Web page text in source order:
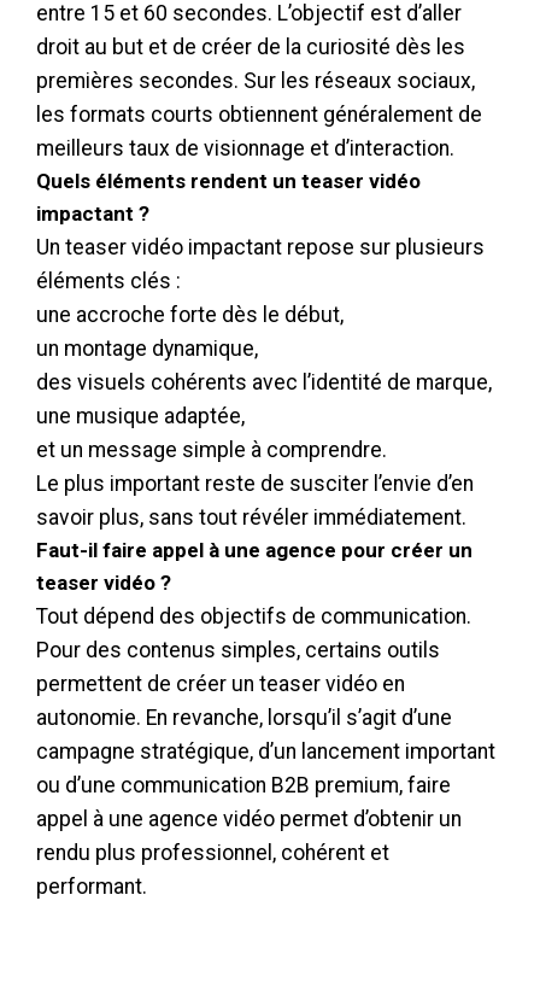
entre 15 et 60 secondes. L’objectif est d’aller
droit au but et de créer de la curiosité dès les
premières secondes. Sur les réseaux sociaux,
les formats courts obtiennent généralement de
meilleurs taux de visionnage et d’interaction.
Quels éléments rendent un teaser vidéo
impactant ?
Un teaser vidéo impactant repose sur plusieurs
éléments clés :
une accroche forte dès le début,
un montage dynamique,
des visuels cohérents avec l’identité de marque,
une musique adaptée,
et un message simple à comprendre.
Le plus important reste de susciter l’envie d’en
savoir plus, sans tout révéler immédiatement.
Faut-il faire appel à une agence pour créer un
teaser vidéo ?
Tout dépend des objectifs de communication.
Pour des contenus simples, certains outils
permettent de créer un teaser vidéo en
autonomie. En revanche, lorsqu’il s’agit d’une
campagne stratégique, d’un lancement important
ou d’une communication B2B premium, faire
appel à une agence vidéo permet d’obtenir un
rendu plus professionnel, cohérent et
performant.